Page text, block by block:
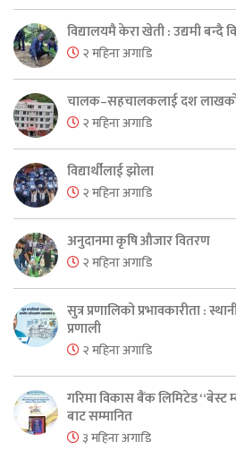
विद्यालयमै केरा खेती : उद्यमी बन्दै
२ महिना अगाडि
चालक–सहचालकलाई दश लाखको
२ महिना अगाडि
विद्यार्थीलाई झोला
२ महिना अगाडि
अनुदानमा कृषि औजार वितरण
२ महिना अगाडि
सुत्र प्रणालिको प्रभावकारीता :
प्रणाली
२ महिना अगाडि
गरिमा विकास बैंक लिमिटेड
बाट सम्मानित
३ महिना अगाडि